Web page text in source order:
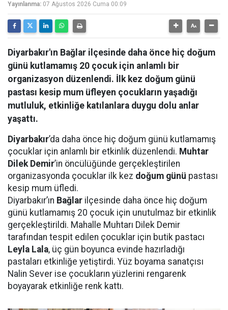
Yayınlanma: 07 Ağustos 2026 Cuma 00:09
Diyarbakır'ın Bağlar ilçesinde daha önce hiç doğum
günü kutlamamış 20 çocuk için anlamlı bir
organizasyon düzenlendi. İlk kez doğum günü
pastası kesip mum üfleyen çocukların yaşadığı
mutluluk, etkinliğe katılanlara duygu dolu anlar
yaşattı.
Diyarbakır’da daha önce hiç doğum günü kutlamamış
çocuklar için anlamlı bir etkinlik düzenlendi. Muhtar
Dilek Demir’in öncülüğünde gerçekleştirilen
organizasyonda çocuklar ilk kez doğum günü pastası
kesip mum üfledi.
Diyarbakır’ın Bağlar ilçesinde daha önce hiç doğum
günü kutlamamış 20 çocuk için unutulmaz bir etkinlik
gerçekleştirildi. Mahalle Muhtarı Dilek Demir
tarafından tespit edilen çocuklar için butik pastacı
Leyla Lala, üç gün boyunca evinde hazırladığı
pastaları etkinliğe yetiştirdi. Yüz boyama sanatçısı
Nalin Sever ise çocukların yüzlerini rengarenk
boyayarak etkinliğe renk kattı.